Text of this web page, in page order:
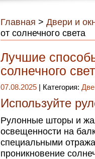
Главная > Двери и
от солнечного света
Лучшие
солнечного
07.08.2025 | Категория:
Используйте
Рулонные шторы и
освещенности на
специальными
проникновение